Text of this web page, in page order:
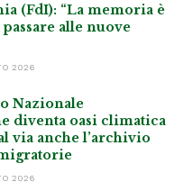
(FdI): “La memoria è
alle nuove
2026
Nazionale
diventa oasi climatica
via anche l’archivio
2026